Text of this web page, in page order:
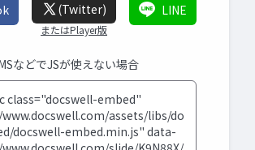
(Twitter)
またはPlayer版
LINE
などでJSが使えない場合